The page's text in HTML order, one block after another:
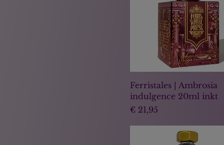
Ferristales | Ambrosia
indulgence 20ml inkt
Prijs
€ 21,95